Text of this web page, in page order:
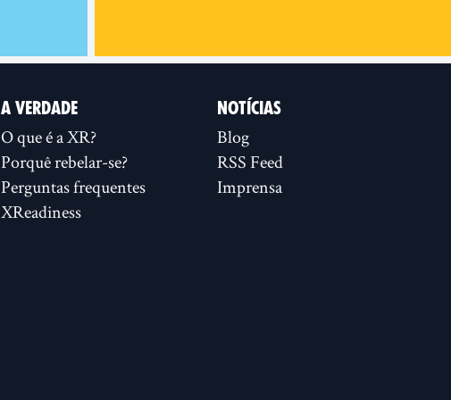
A VERDADE
O que é a XR?
Porquê rebelar-se?
Perguntas frequentes
XReadiness
NOTÍCIAS
Blog
RSS Feed
Imprensa